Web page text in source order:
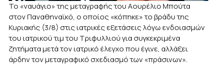
Το «ναυάγιο» της μεταγραφής του Αουρέλιο Μπούτα
στον Παναθηναϊκό, ο οποίος «κόπηκε» το βράδυ της
Κυριακής (3/8) στις ιατρικές εξετάσεις λόγω ενδοιασμών
του ιατρικού τιμ του Τριφυλλιού για συγκεκριμένα
ζητήματα μετά τον ιατρικό έλεγχο που έγινε, αλλάξει
άρδην τον μεταγραφικό σχεδιασμό των «πράσινων».